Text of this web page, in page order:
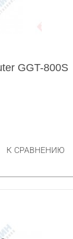
GGT-800S
К СРАВНЕНИЮ